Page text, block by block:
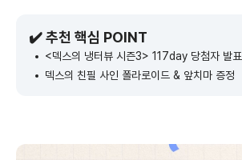
✔️ 추천 핵심 POINT
<덱스의 냉터뷰 시즌3> 117day 당첨자 발표
덱스의 친필 사인 폴라로이드 & 앞치마 증정